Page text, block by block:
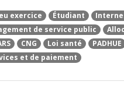
exercice Étudiant
de service public
CNG Loi santé
PADHUE
et de paiement